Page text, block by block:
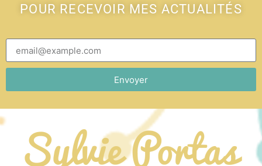
POUR RECEVOIR MES ACTUALITÉS
Envoyer